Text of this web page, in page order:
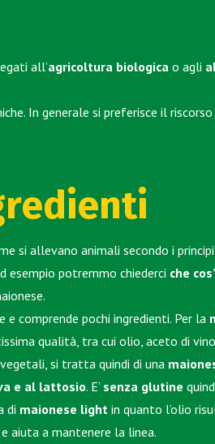
all’agricoltura biologica o agli
In generale si preferisce il
si allevano animali secondo i
esempio potremmo chiederci che
.
comprende pochi ingredienti. Per la
qualità, tra cui olio, aceto di
si tratta quindi di una
e al lattosio. E’ senza glutine
di maionese lightin quanto l’olio
e aiuta a mantenere la linea.